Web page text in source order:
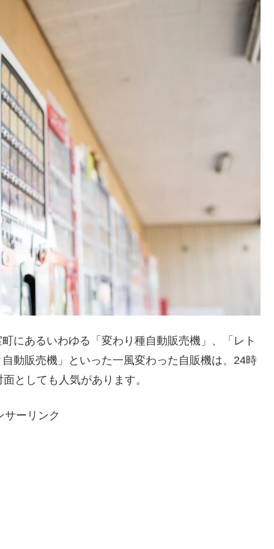
にあるいわゆる「変わり種自動販売機」、「レト
動販売機」といった一風変わった自販機は、24時
としても人気があります。
サーリンク